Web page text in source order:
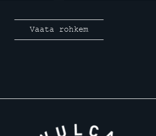
Vaata rohkem